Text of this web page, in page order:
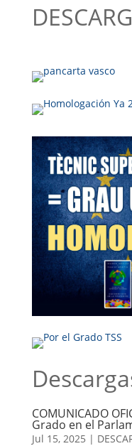
COMUNICADO
Grado en el
Jul 15, 2025 |